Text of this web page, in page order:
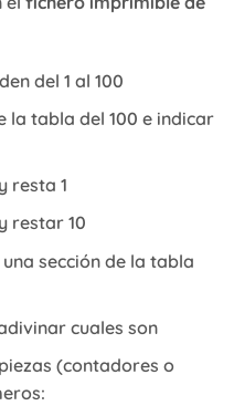
del 1 al 100
la tabla del 100 e indicar
resta 1
restar 10
sección de la tabla
cuales son
(contadores o